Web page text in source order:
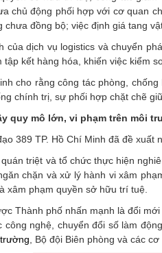
chủ động phối hợp với cơ quan
chưa đồng bộ; việc định giá tang
của dịch vụ logistics và chuyển
kết hàng hóa, khiến việc kiểm
cho rằng công tác phòng,
chính trị, sự phối hợp chặt chẽ
quy mô lớn, vi phạm trên môi
389 TP. Hồ Chí Minh đã đề
triệt và tổ chức thực hiện
chặn và xử lý hành vi xâm
xâm phạm quyền sở hữu trí tuệ.
Thành phố nhấn mạnh là đổi
công nghệ, chuyển đổi số làm
, Bộ đội Biên phòng và các